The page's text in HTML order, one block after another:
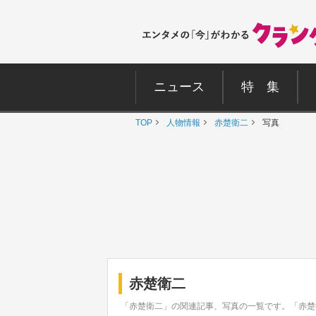
ニュース 特 集
TOP 人物情報 赤楚衛二 写真
赤楚衛二
「赤楚衛二」の関連記事、写真の一覧です。「赤